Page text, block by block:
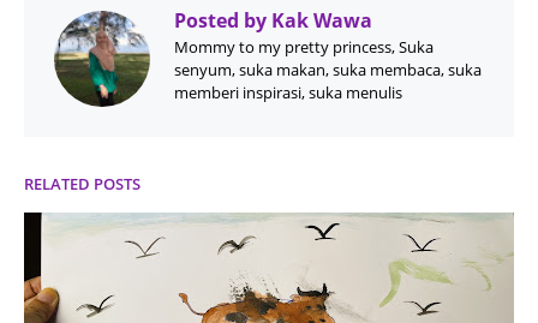
Posted by Kak Wawa
Mommy to my pretty princess, Suka
senyum, suka makan, suka membaca, suka
memberi inspirasi, suka menulis
RELATED POSTS